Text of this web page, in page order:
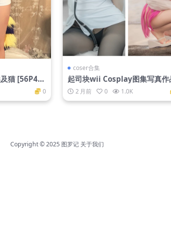
猫 [56P4V-
0
coser合集
起司块wii Cosplay图集写真作
新至【37期】
2 月前 0 1.0K
Copyright © 2025 图罗记 关于我们